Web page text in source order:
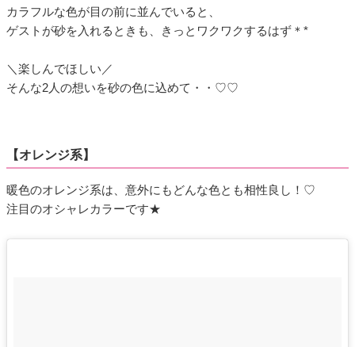
カラフルな色が目の前に並んでいると、
ゲストが砂を入れるときも、きっとワクワクするはず＊*
＼楽しんでほしい／
そんな2人の想いを砂の色に込めて・・♡♡
【オレンジ系】
暖色のオレンジ系は、意外にもどんな色とも相性良し！♡
注目のオシャレカラーです★